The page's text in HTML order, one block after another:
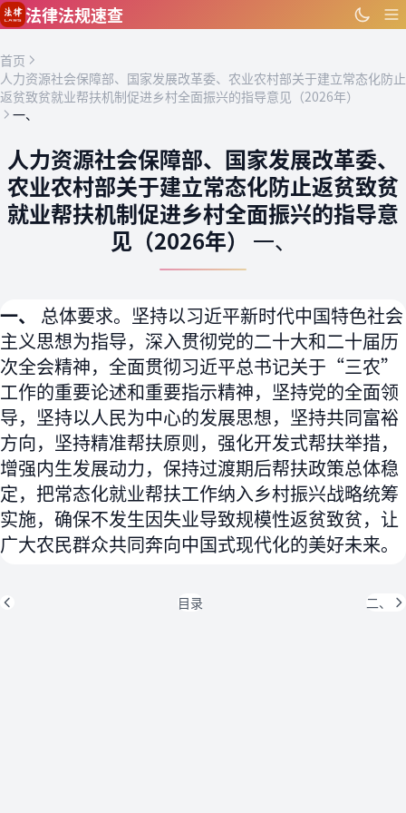
跳到主要内容
法律法规速查
首页
人力资源社会保障部、国家发展改革委、农业农村部关于建立常态化防止
返贫致贫就业帮扶机制促进乡村全面振兴的指导意见（2026年）
一、
人力资源社会保障部、国家发展改革委、
农业农村部关于建立常态化防止返贫致贫
就业帮扶机制促进乡村全面振兴的指导意
见（2026年） 一、
一、 总体要求。坚持以习近平新时代中国特色社会
主义思想为指导，深入贯彻党的二十大和二十届历
次全会精神，全面贯彻习近平总书记关于“三农”
工作的重要论述和重要指示精神，坚持党的全面领
导，坚持以人民为中心的发展思想，坚持共同富裕
方向，坚持精准帮扶原则，强化开发式帮扶举措，
增强内生发展动力，保持过渡期后帮扶政策总体稳
定，把常态化就业帮扶工作纳入乡村振兴战略统筹
实施，确保不发生因失业导致规模性返贫致贫，让
广大农民群众共同奔向中国式现代化的美好未来。
目录 二、